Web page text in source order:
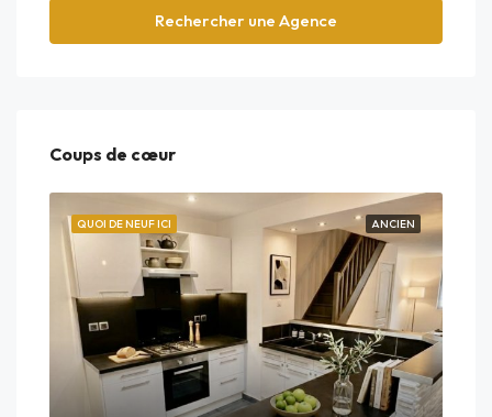
Rechercher une Agence
Coups de cœur
ANCIEN
QUOI DE NEUF ICI